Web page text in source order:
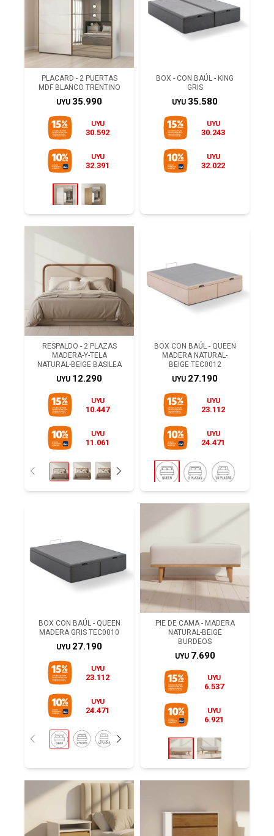
PLACARD - 2 PUERTAS
MDF BLANCO TRENTINO
UYU 35.990
UYU
30.592
UYU
32.391
BOX - CON BAÚL - KING
GRIS
UYU 35.580
UYU
30.243
UYU
32.022
RESPALDO - 2 PLAZAS
MADERA-Y-TELA
NATURAL-BEIGE BASILEA
UYU 12.290
UYU
10.447
UYU
11.061
BOX CON BAÚL - QUEEN
MADERA NATURAL-
BEIGE TEC0012
UYU 27.190
UYU
23.112
UYU
24.471
BOX CON BAÚL - QUEEN
MADERA GRIS TEC0010
UYU 27.190
UYU
23.112
UYU
24.471
PIE DE CAMA - MADERA
NATURAL-BEIGE
BURDEOS
UYU 7.690
UYU
6.537
UYU
6.921